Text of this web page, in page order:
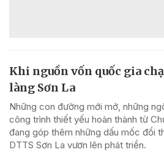
Khi nguồn vốn quốc gia
làng Sơn La
Những con đường mới mở, những
công trình thiết yếu hoàn thành từ
đang góp thêm những dấu mốc đổi
DTTS Sơn La vươn lên phát triển.